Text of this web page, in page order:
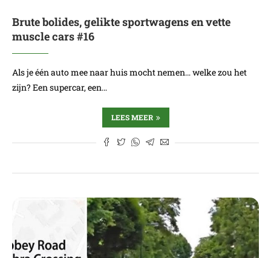
Brute bolides, gelikte sportwagens en vette
muscle cars #16
Als je één auto mee naar huis mocht nemen… welke zou het
zijn? Een supercar, een…
LEES MEER